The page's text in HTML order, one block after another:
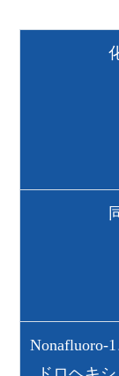
Nonafluoro-